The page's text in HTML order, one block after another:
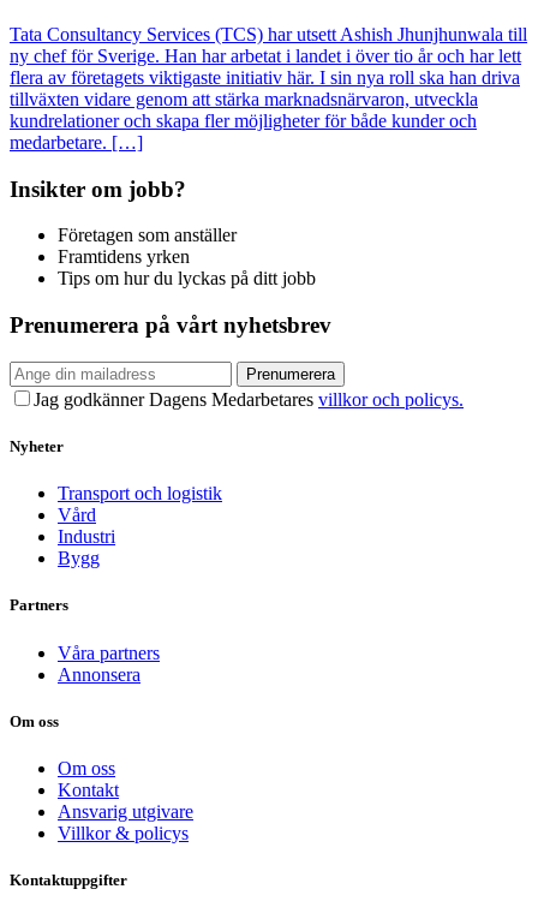
Tata Consultancy Services (TCS) har utsett Ashish Jhunjhunwala till
ny chef för Sverige. Han har arbetat i landet i över tio år och har lett
flera av företagets viktigaste initiativ här. I sin nya roll ska han driva
tillväxten vidare genom att stärka marknadsnärvaron, utveckla
kundrelationer och skapa fler möjligheter för både kunder och
medarbetare. […]
Insikter om jobb?
Företagen som anställer
Framtidens yrken
Tips om hur du lyckas på ditt jobb
Prenumerera på vårt nyhetsbrev
Prenumerera
Jag godkänner Dagens Medarbetares villkor och policys.
Nyheter
Transport och logistik
Vård
Industri
Bygg
Partners
Våra partners
Annonsera
Om oss
Om oss
Kontakt
Ansvarig utgivare
Villkor & policys
Kontaktuppgifter